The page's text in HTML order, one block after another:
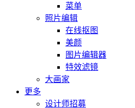
菜单
照片编辑
在线抠图
美颜
图片编辑器
特效滤镜
大画家
更多
设计师招募